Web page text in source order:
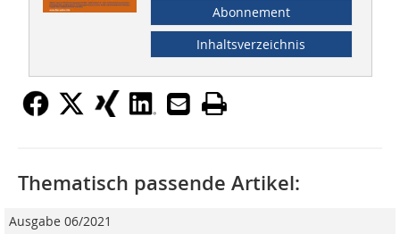
Abonnement
Inhaltsverzeichnis
Thematisch passende Artikel:
Ausgabe 06/2021